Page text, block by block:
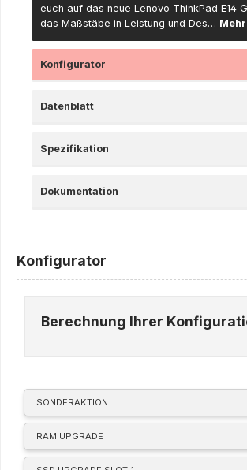
euch auf das neue Lenovo ThinkPad E14
das Maßstäbe in Leistung und Des… Mehr
Konfigurator
Datenblatt
Spezifikation
Dokumentation
Konfigurator
SONDERAKTION
RAM UPGRADE
Berechnung Ihrer